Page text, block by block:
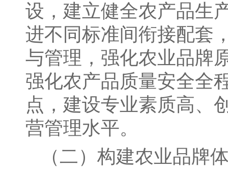
设，建立健全农产品生
进不同标准间衔接配套
与管理，强化农业品牌
强化农产品质量安全全
点，建设专业素质高、
营管理水平。
（二）构建农业品牌